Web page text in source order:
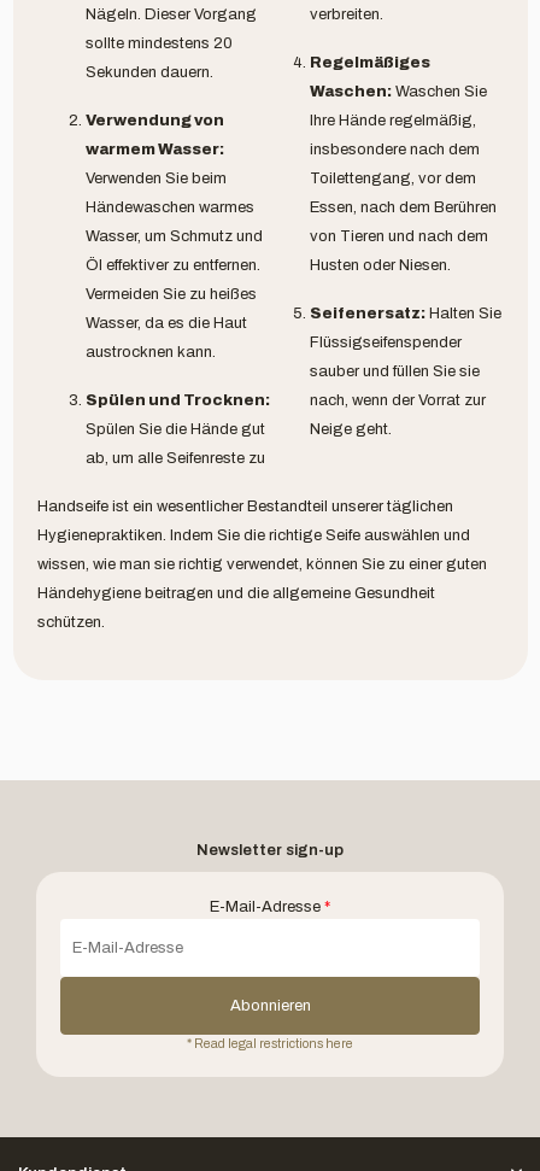
Nägeln. Dieser Vorgang
sollte mindestens 20
Sekunden dauern.
Verwendung von
warmem Wasser:
Verwenden Sie beim
Händewaschen warmes
Wasser, um Schmutz und
Öl effektiver zu entfernen.
Vermeiden Sie zu heißes
Wasser, da es die Haut
austrocknen kann.
Spülen und Trocknen:
Spülen Sie die Hände gut
ab, um alle Seifenreste zu
verbreiten.
Regelmäßiges
Waschen:Waschen Sie
Ihre Hände regelmäßig,
insbesondere nach dem
Toilettengang, vor dem
Essen, nach dem Berühren
von Tieren und nach dem
Husten oder Niesen.
Seifenersatz:Halten Sie
Flüssigseifenspender
sauber und füllen Sie sie
nach, wenn der Vorrat zur
Neige geht.
Handseife ist ein wesentlicher Bestandteil unserer täglichen
Hygienepraktiken. Indem Sie die richtige Seife auswählen und
wissen, wie man sie richtig verwendet, können Sie zu einer guten
Händehygiene beitragen und die allgemeine Gesundheit
schützen.
Newsletter sign-up
E-Mail-Adresse *
Abonnieren
* Read legal restrictions here